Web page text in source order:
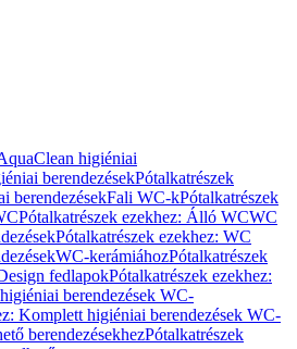
higiéniai
berendezésekPótalkatrészek
berendezésekFali WC-kPótalkatrészek
Pótalkatrészek ezekhez: Álló WCWC
Pótalkatrészek ezekhez: WC
WC-kerámiáhozPótalkatrészek
fedlapokPótalkatrészek ezekhez:
berendezések WC-
Komplett higiéniai berendezések WC-
berendezésekhezPótalkatrészek